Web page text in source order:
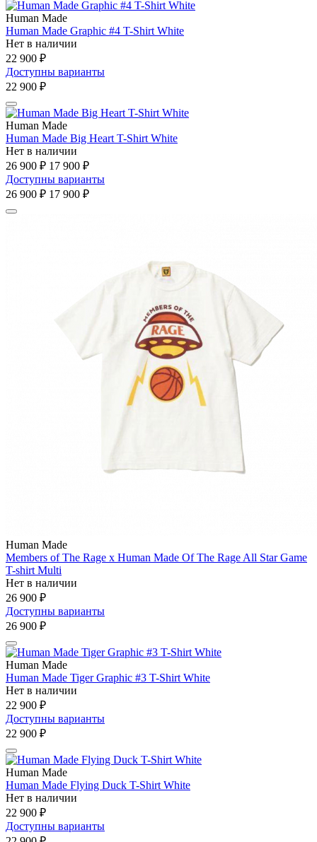
Human Made
Human Made Graphic #4 T-Shirt White
Нет в наличии
22 900 ₽
Доступны варианты
22 900 ₽
Human Made
Human Made Big Heart T-Shirt White
Нет в наличии
26 900 ₽ 17 900 ₽
Доступны варианты
26 900 ₽ 17 900 ₽
Human Made
Members of The Rage x Human Made Of The Rage All Star Game
T-shirt Multi
Нет в наличии
26 900 ₽
Доступны варианты
26 900 ₽
Human Made
Human Made Tiger Graphic #3 T-Shirt White
Нет в наличии
22 900 ₽
Доступны варианты
22 900 ₽
Human Made
Human Made Flying Duck T-Shirt White
Нет в наличии
22 900 ₽
Доступны варианты